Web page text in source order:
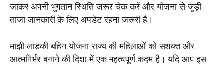
जाकर अपनी भुगतान स्थिति जरूर चेक करें और योजना से जुड़ी
ताजा जानकारी के लिए अपडेट रहना जरूरी है।
माझी लाडकी बहिन योजना राज्य की महिलाओं को सशक्त और
आत्मनिर्भर बनाने की दिशा में एक महत्वपूर्ण कदम है। यदि आप इस